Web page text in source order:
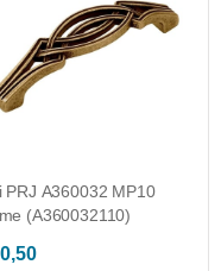
PRJ A360032 MP10
(A360032110)